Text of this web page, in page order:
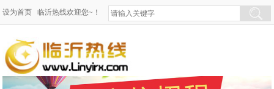
设为首页 临沂热线欢迎您~！